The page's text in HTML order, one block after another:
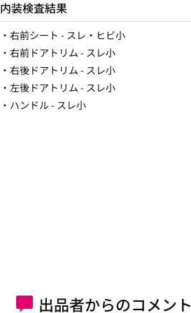
内装検査結果
・右前シート - スレ・ヒビ小
・右前ドアトリム - スレ小
・右後ドアトリム - スレ小
・左後ドアトリム - スレ小
・ハンドル - スレ小
出品者からのコメント